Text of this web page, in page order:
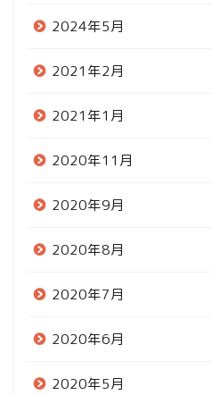
2024年5月
2021年2月
2021年1月
2020年11月
2020年9月
2020年8月
2020年7月
2020年6月
2020年5月